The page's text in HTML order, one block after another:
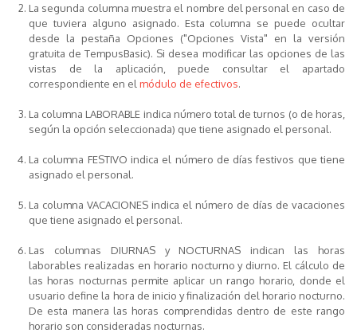
La segunda columna muestra el nombre del personal en caso de
que tuviera alguno asignado. Esta columna se puede ocultar
desde la pestaña Opciones ("Opciones Vista" en la versión
gratuita de TempusBasic). Si desea modificar las opciones de las
vistas de la aplicación, puede consultar el apartado
correspondiente en el módulo de efectivos.
La columna LABORABLE indica número total de turnos (o de horas,
según la opción seleccionada) que tiene asignado el personal.
La columna FESTIVO indica el número de días festivos que tiene
asignado el personal.
La columna VACACIONES indica el número de días de vacaciones
que tiene asignado el personal.
Las columnas DIURNAS y NOCTURNAS indican las horas
laborables realizadas en horario nocturno y diurno. El cálculo de
las horas nocturnas permite aplicar un rango horario, donde el
usuario define la hora de inicio y finalización del horario nocturno.
De esta manera las horas comprendidas dentro de este rango
horario son consideradas nocturnas.